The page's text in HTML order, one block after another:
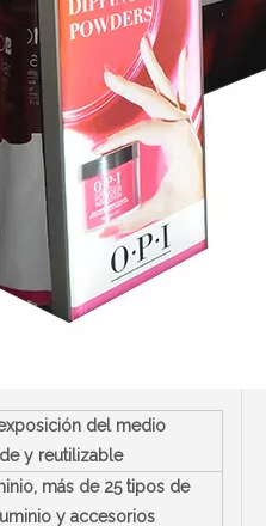
del medio
y reutilizable
más de 25 tipos de
y accesorios